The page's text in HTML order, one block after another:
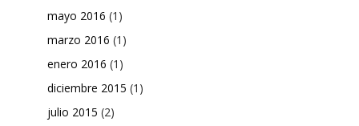
mayo 2016 (1)
marzo 2016 (1)
enero 2016 (1)
diciembre 2015 (1)
julio 2015 (2)